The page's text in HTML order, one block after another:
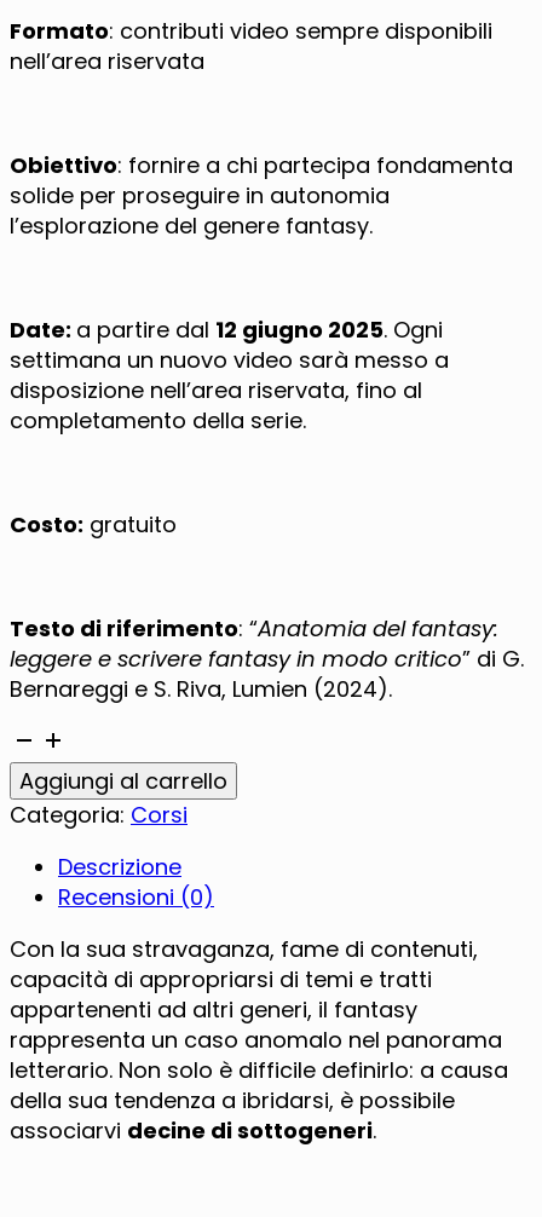
Formato: contributi video sempre disponibili
nell’area riservata
Obiettivo: fornire a chi partecipa fondamenta
solide per proseguire in autonomia
l’esplorazione del genere fantasy.
Date: a partire dal 12 giugno 2025. Ogni
settimana un nuovo video sarà messo a
disposizione nell’area riservata, fino al
completamento della serie.
Costo: gratuito
Testo di riferimento: “Anatomia del fantasy:
leggere e scrivere fantasy in modo critico” di G.
Bernareggi e S. Riva, Lumien (2024).
sottogeneri
del
fantasy
quantità
Aggiungi al carrello
Categoria: Corsi
Descrizione
Recensioni (0)
Con la sua stravaganza, fame di contenuti,
capacità di appropriarsi di temi e tratti
appartenenti ad altri generi, il fantasy
rappresenta un caso anomalo nel panorama
letterario. Non solo è difficile definirlo: a causa
della sua tendenza a ibridarsi, è possibile
associarvi decine di sottogeneri.